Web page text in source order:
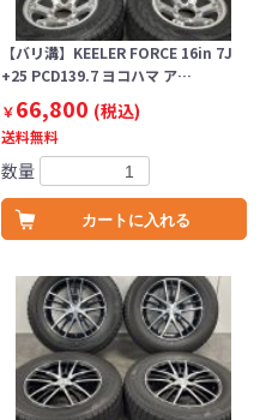
【バリ溝】KEELER FORCE 16in 7J
+25 PCD139.7 ヨコハマ ア…
￥66,800 (税込)
送料無料
数量
カートに入れる